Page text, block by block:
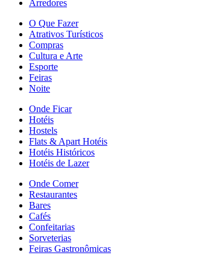
Arredores
O Que Fazer
Atrativos Turísticos
Compras
Cultura e Arte
Esporte
Feiras
Noite
Onde Ficar
Hotéis
Hostels
Flats & Apart Hotéis
Hotéis Históricos
Hotéis de Lazer
Onde Comer
Restaurantes
Bares
Cafés
Confeitarias
Sorveterias
Feiras Gastronômicas